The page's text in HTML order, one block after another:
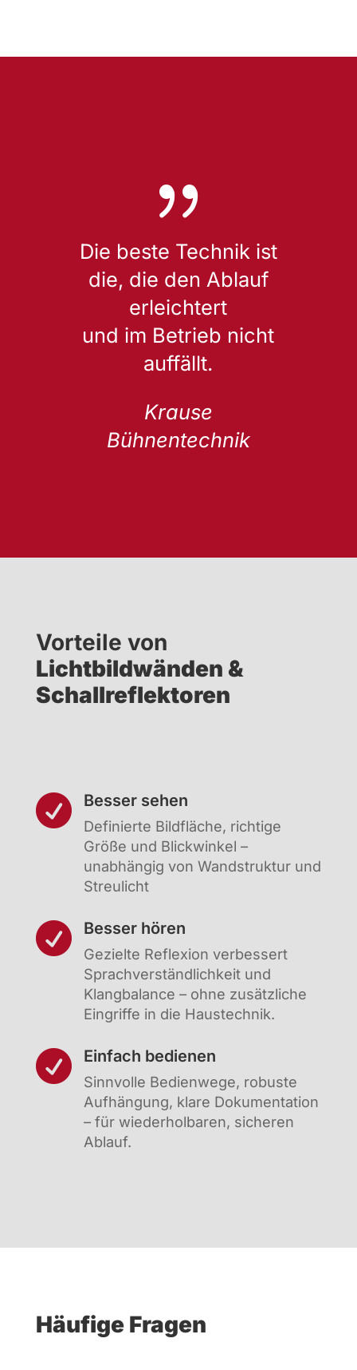
{
Die beste Technik ist
die, die den Ablauf
erleichtert
und im Betrieb nicht
auffällt.
Krause
Bühnentechnik
Vorteile von
Lichtbildwänden &
Schallreflektoren
 Besser sehen
Definierte Bildfläche, richtige
Größe und Blickwinkel –
unabhängig von Wandstruktur und
Streulicht
 Besser hören
Gezielte Reflexion verbessert
Sprachverständlichkeit und
Klangbalance – ohne zusätzliche
Eingriffe in die Haustechnik.
 Einfach bedienen
Sinnvolle Bedienwege, robuste
Aufhängung, klare Dokumentation
– für wiederholbaren, sicheren
Ablauf.
Häufige Fragen